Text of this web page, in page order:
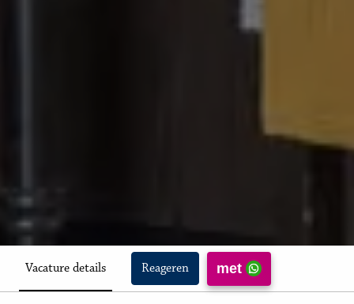
Vacature details Reageren met